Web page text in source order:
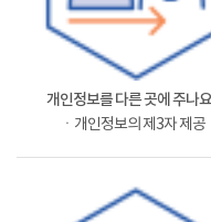
개인정보를 다른 곳에 주나
ㆍ개인정보의 제3자 제공